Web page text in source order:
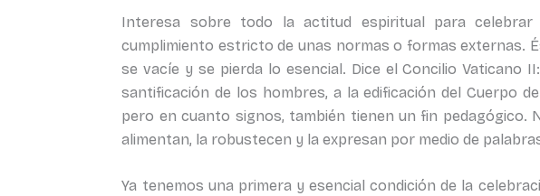
Interesa sobre todo la actitud espiritual para
cumplimiento estricto de unas normas o formas externas.
se vacíe y se pierda lo esencial. Dice el Concilio Vaticano
santificación de los hombres, a la edificación del Cuerpo
pero en cuanto signos, también tienen un fin pedagógico.
alimentan, la robustecen y la expresan por medio de
Ya tenemos una primera y esencial condición de la